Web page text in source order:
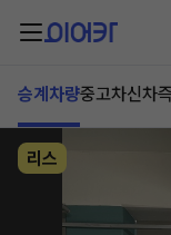
승계차량중고차신차
리스